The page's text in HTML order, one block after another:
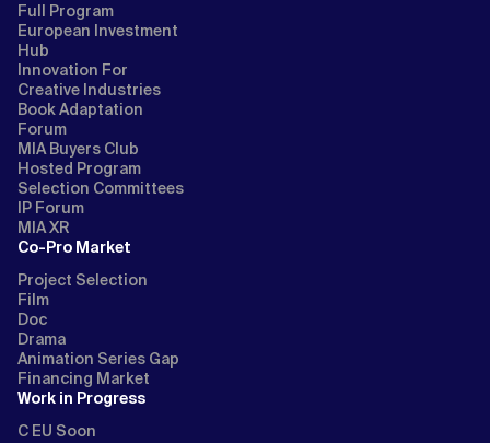
Full Program
European Investment
Hub
Innovation For
Creative Industries
Book Adaptation
Forum
MIA Buyers Club
Hosted Program
Selection Committees
IP Forum
MIA XR
Co-Pro Market
Project Selection
Film
Doc
Drama
Animation Series Gap
Financing Market
Work in Progress
C EU Soon